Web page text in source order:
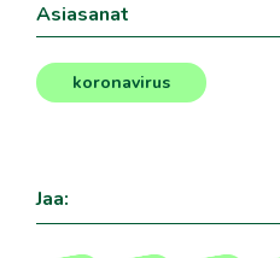
Asiasanat
koronavirus
Jaa: